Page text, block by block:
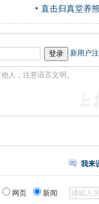
直击归真堂养
新用户
我来
网页 新闻